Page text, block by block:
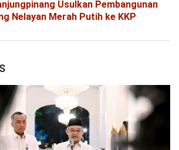
Usulkan Pembangunan
Nelayan Merah Putih ke KKP